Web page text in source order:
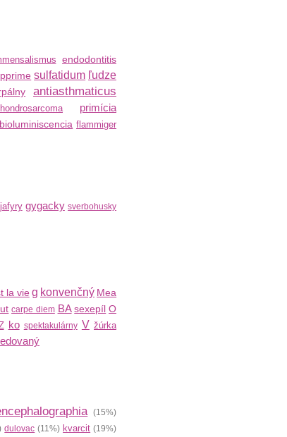
endodontitis
sulfatidum ľudze
antiasthmaticus
primícia
bioluminiscencia flammiger
jafyry gygacky sverbohusky
la vie g konvenčný Mea
carpe diem BA sexepíl O
ko spektakulárny V žúrka
(15%)
dulovac (11%) kvarcit (19%)